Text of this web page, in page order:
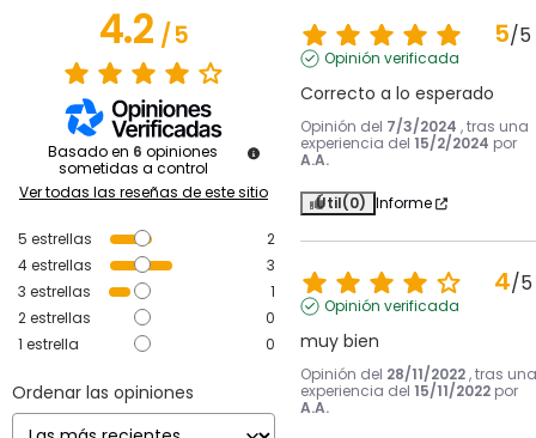
4.2/5
Basado en 6 opiniones
sometidas a control
Ver todas las reseñas de este sitio
5 estrellas
2
4estrellas
3
3 estrellas
1
2estrellas
0
1 estrella 0
Ordenar las opiniones
5/5
Opinión verificada
Correcto a lo esperado
Opinión del 7/3/2024 , tras una
experiencia del 15/2/2024 por
A.A.
Útil(0) Informe
4/5
Opinión verificada
muy bien
Opinión del 28/11/2022 , tras una
experiencia del 15/11/2022 por
A.A.